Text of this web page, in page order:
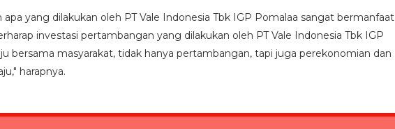
yang dilakukan oleh PT Vale Indonesia Tbk IGP Pomalaa sangat bermanfaat
investasi pertambangan yang dilakukan oleh PT Vale Indonesia Tbk IGP
bersama masyarakat, tidak hanya pertambangan, tapi juga perekonomian dan
harapnya.